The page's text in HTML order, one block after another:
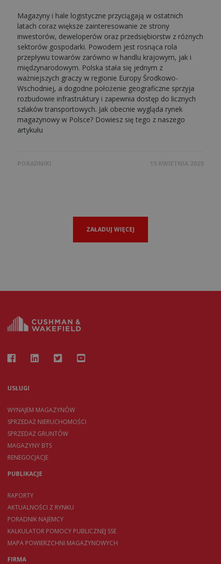
Magazyny i hale logistyczne przyciągają w ostatnich
latach coraz większe zainteresowanie ze strony
inwestorów, deweloperów oraz przedsiębiorstw z różnych
sektorów gospodarki. Powodem jest rosnąca rola
przepływu towarów zarówno w handlu krajowym, jak i
międzynarodowym. Polska stała się jednym z
ważniejszych graczy w regionie Europy Środkowo-
Wschodniej, a dogodne położenie geograficzne sprzyja
rozbudowie infrastruktury i zapewnia dostęp do licznych
szlaków transportowych. Jak obecnie wygląda rynek
magazynowy w Polsce? Dowiesz się tego z naszego
artykułu
PORADNIKI 15 KWIETNIA 2025
ZAŁADUJ WIĘCEJ
USŁUGI
WYNAJEM MAGAZYNÓW
SPRZEDAŻ NIERUCHOMOŚCI
SPRZEDAŻ GRUNTÓW
MAGAZYNY BTS
RENEGOCJACJE
PUBLIKACJE
RAPORTY
AKTUALNOŚCI Z RYNKU
PORADNIK NAJEMCY
KALKULATOR POMOCY PUBLICZNEJ SSE
MAPA POWIERZCHNI MAGAZYNOWYCH
FIRMA